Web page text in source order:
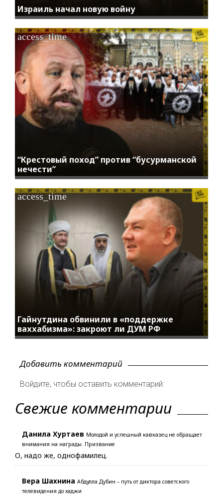
Израиль начал новую войну
“Крестовый поход” против “бусурманской
нечести”
access_time
Гайнутдина обвинили в «поддержке
ваххабизма»: закроют ли ДУМ РФ
access_time
Добавить комментарий
Войдите, чтобы оставить комментарий:
Свежие комментарии
Данила Хуртаев Молодой и успешный кавказец не обращает
внимания на награды. Призвание
О, надо же, однофамилец.
Вера Шахнина Абдулла Дубин – путь от диктора советского
телевидения до хаджи